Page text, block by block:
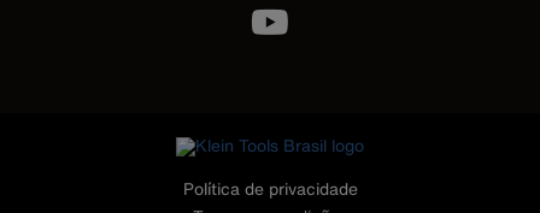
Política de privacidade